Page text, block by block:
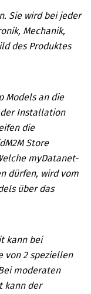
Sie wird bei jeder
Mechanik,
des Produktes
Models an die
Installation
die
Store
myDatanet-
dürfen, wird vom
über das
kann bei
von 2 speziellen
moderaten
kann der